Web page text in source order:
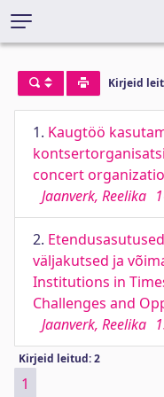
Kirjeid
1. Kaugtöö
concert
Jaanverk, Reelika
2.
väljakutsed ja
Institutions in
Challenges and
Jaanverk, Reelika
Kirjeid leitud: 2
1